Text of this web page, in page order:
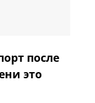
после
это